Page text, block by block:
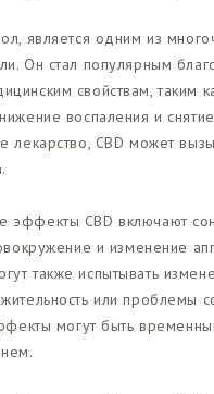
является одним из
Он стал популярным
свойствам, таким
воспаления и
лекарство, CBD может
эффекты CBD включают
и изменение
также испытывать
или проблемы
могут быть